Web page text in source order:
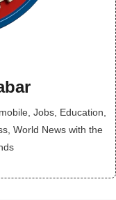
Jobs, Education,
World News with the